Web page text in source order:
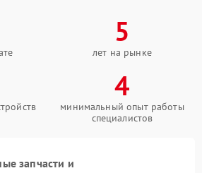
5
лет на рынке
4
минимальный опыт работы
специалистов
запчасти и